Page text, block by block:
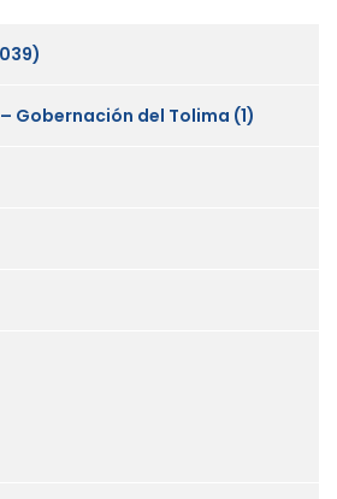
Gobernación del Tolima (1)